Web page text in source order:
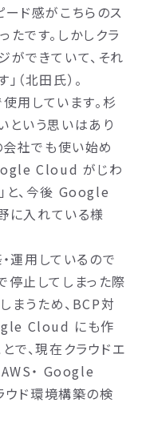
ド感がこちらのス
です。しかしクラ
ができていて、それ
（北田氏）。
用しています。杉
という思いはあり
会社でも使い始め
Cloud がじわ
と、今後 Google
に入れている様
運用しているので
停止してしまった際
まうため、BCP対
Cloud にも作
で、現在クラウドエ
AWS・ Google
ド環境構築の検